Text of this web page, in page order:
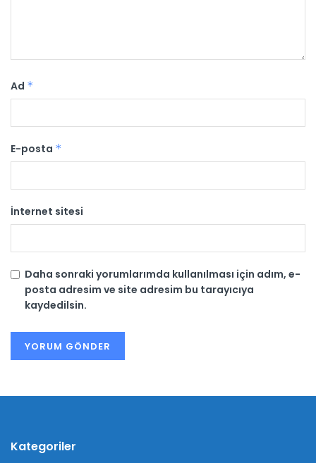
Ad *
E-posta *
İnternet sitesi
Daha sonraki yorumlarımda kullanılması için adım, e-
posta adresim ve site adresim bu tarayıcıya
kaydedilsin.
Kategoriler